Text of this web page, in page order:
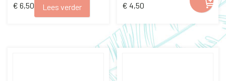
€ 6,50 Lees verder € 4,50